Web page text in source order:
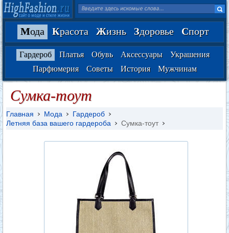
Мода Красота Жизнь Здоровье Спорт
Гардероб Платья Обувь Аксессуары
Украшения
Парфюмерия
Советы История Мужчинам
Сумка-тоут
Главная Мода
Гардероб
Летняя база вашего гардероба
Сумка-тоут